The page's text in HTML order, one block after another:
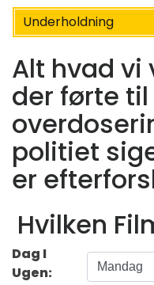
Underholdning
Alt hvad vi
der førte til
politiet
er
Hvilken
Dag I
Ugen: